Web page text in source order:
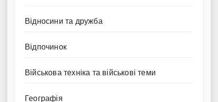
Відносини та дружба
Відпочинок
Військова техніка та військові теми
Географія